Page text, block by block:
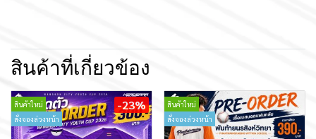
สินค้าที่เกี่ยวข้อง
สินค้าใหม่
สั่งจองล่วงหน้า
-23%
สินค้าใหม่
สั่งจองล่วงหน้า